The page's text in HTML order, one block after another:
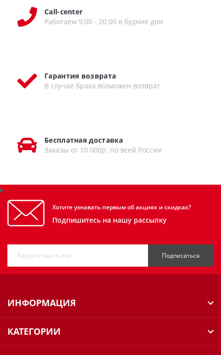
Call-center
Работаем 9:00 - 20:00 в будние дни
Гарантия возврата
В случае брака возможен возврат
Бесплатная доставка
Заказы от 10 000р. по всей России
Хотите узнавать первым об акциях и скидках?
Подпишитесь на нашу рассылку
Подписаться
ИНФОРМАЦИЯ
КАТЕГОРИИ